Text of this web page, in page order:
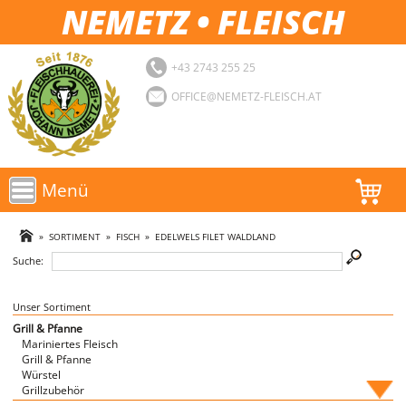
NEMETZ • FLEISCH
+43 2743 255 25
OFFICE@NEMETZ-FLEISCH.AT
Menü
AKTIONEN
SORTIMENT
LOGIN
FAVORITEN
» SORTIMENT» FISCH» EDELWELS FILET WALDLAND
Suche:
Unser Sortiment
Grill & Pfanne
Mariniertes Fleisch
Grill & Pfanne
Würstel
Grillzubehör